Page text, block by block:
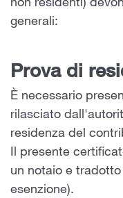
non residenti)
generali:
Prova di
È necessario
rilasciato
residenza del
Il presente
un notaio e
esenzione).